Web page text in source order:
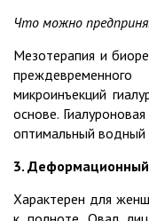
Что можно
Мезотерапия и
микроинъекций
основе.
оптимальный водный
3.
Характерен для